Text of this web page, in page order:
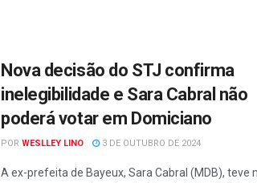
Nova decisão do STJ confirma
inelegibilidade e Sara Cabral não
poderá votar em Domiciano
POR WESLLEY LINO 3 DE OUTUBRO DE 2024
A ex-prefeita de Bayeux, Sara Cabral (MDB), teve